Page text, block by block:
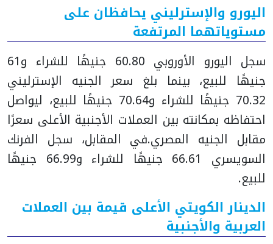
اليورو والإسترليني يحافظان على
مستوياتهما المرتفعة
سجل اليورو الأوروبي 60.80 جنيهًا للشراء و61
جنيهًا للبيع، بينما بلغ سعر الجنيه الإسترليني
70.32 جنيهًا للشراء و70.64 جنيهًا للبيع، ليواصل
احتفاظه بمكانته بين العملات الأجنبية الأعلى سعرًا
مقابل الجنيه المصري.في المقابل، سجل الفرنك
السويسري 66.61 جنيهًا للشراء و66.99 جنيهًا
للبيع.
الدينار الكويتي الأعلى قيمة بين العملات
العربية والأجنبية